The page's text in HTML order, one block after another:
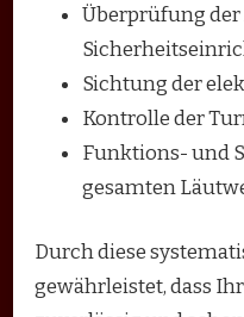
Überprüfung
Sichtung der
Kontrolle der
Funktions- und
gesamten
Durch diese
gewährleistet, dass